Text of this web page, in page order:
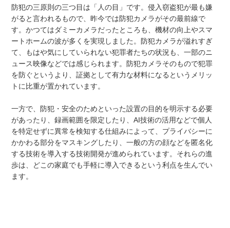
防犯の三原則の三つ目は「人の目」です。侵入窃盗犯が最も嫌
がると言われるもので、昨今では防犯カメラがその最前線で
す。かつてはダミーカメラだったところも、機材の向上やスマ
ートホームの波が多くを実現しました。防犯カメラが溢れすぎ
て、もはや気にしていられない犯罪者たちの状況も、一部のニ
ュース映像などでは感じられます。防犯カメラそのもので犯罪
を防ぐというより、証拠として有力な材料になるというメリッ
トに比重が置かれています。
一方で、防犯・安全のためといった設置の目的を明示する必要
があったり、録画範囲を限定したり、AI技術の活用などで個人
を特定せずに異常を検知する仕組みによって、プライバシーに
かかわる部分をマスキングしたり、一般の方の顔などを匿名化
する技術を導入する技術開発が進められています。それらの進
歩は、どこの家庭でも手軽に導入できるという利点を生んでい
ます。